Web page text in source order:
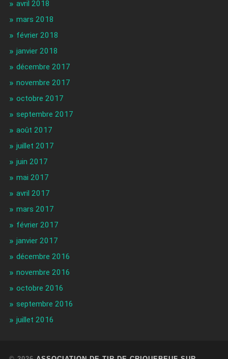
avril 2018
mars 2018
février 2018
janvier 2018
décembre 2017
novembre 2017
octobre 2017
septembre 2017
août 2017
juillet 2017
juin 2017
mai 2017
avril 2017
mars 2017
février 2017
janvier 2017
décembre 2016
novembre 2016
octobre 2016
septembre 2016
juillet 2016